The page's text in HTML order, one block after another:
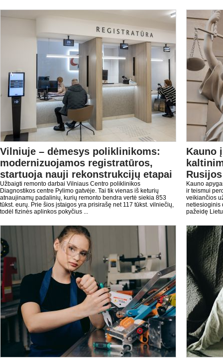
Vilniuje – dėmesys poliklinikoms:
modernizuojamos registratūros,
startuoja nauji rekonstrukcijų etapai
Užbaigti remonto darbai Vilniaus Centro poliklinikos
Diagnostikos centre Pylimo gatvėje. Tai tik vienas iš keturių
atnaujinamų padalinių, kurių remonto bendra vertė siekia 853
tūkst. eurų. Prie šios įstaigos yra prisirašę net 117 tūkst. vilniečių,
todėl fizinės aplinkos pokyčius ...
Kauno
Kauno
ir teismui
veikiančios
netiesioginis
pažeidę